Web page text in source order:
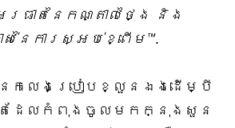
អធ្រាតនៃកណ្តាលថ្ងៃ និង
ាស់នៃការស្អប់ខ្ពើម™.
កលេងប្រៀបខ្លួនឯងដើម្បី
ដែលកំពុងចូលមកក្នុងសួន